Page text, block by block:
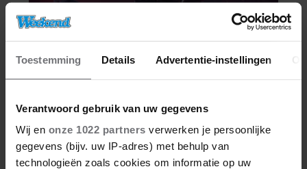
Toestemming Details Advertentie-instellingen
Verantwoord gebruik van uw gegevens
Wij en onze 1022 partners verwerken je persoonlijke
gegevens (bijv. uw IP-adres) met behulp van
technologieën zoals cookies om informatie op uw